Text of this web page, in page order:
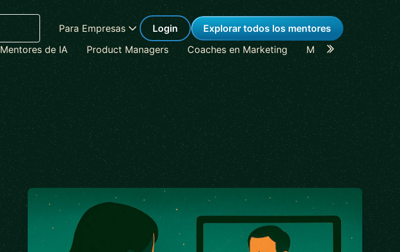
Para Empresas Login
Explorar todos los mentores
Mentores de IA Product Managers Coaches en Marketing Mentores en